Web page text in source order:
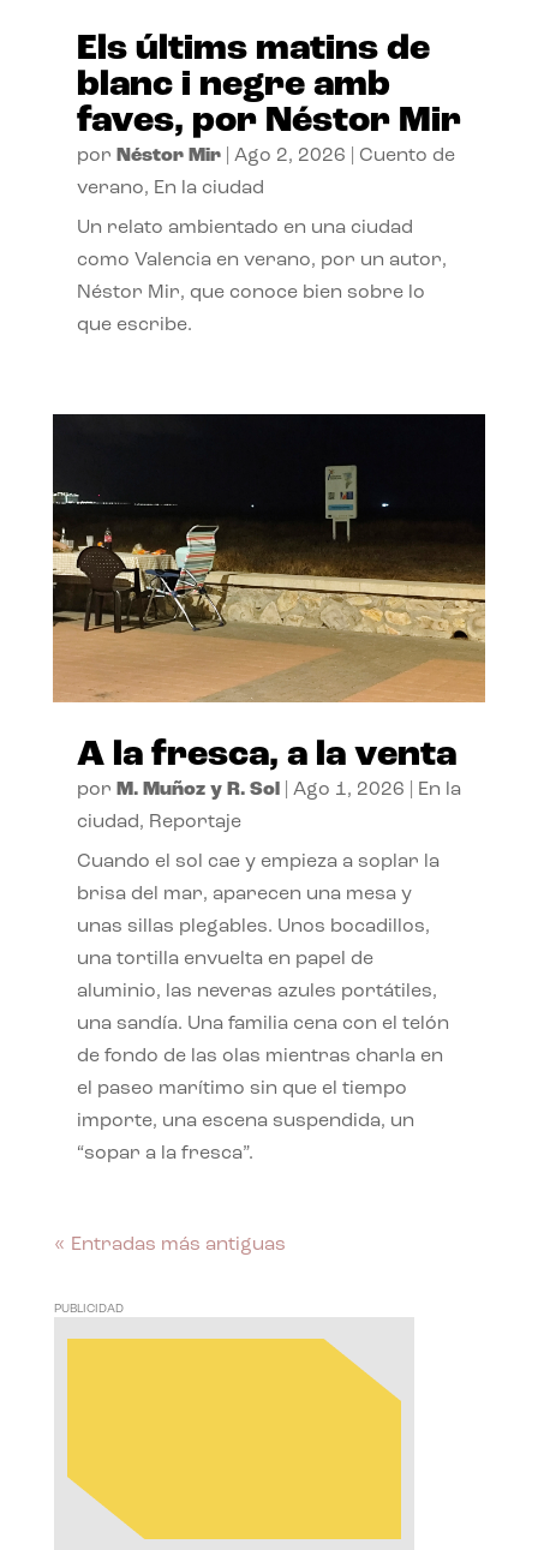
Els últims matins de
blanc i negre amb
faves, por Néstor Mir
por Néstor Mir| Ago 2, 2026
Cuento de
verano, En la ciudad
Un relato ambientado en una ciudad
como Valencia en verano, por un autor,
Néstor Mir, que conoce bien sobre lo
que escribe.
A la fresca, a la venta
por M. Muñoz y R. Sol Ago 1, 2026
En la
ciudad, Reportaje
Cuando el sol cae y empieza a soplar la
brisa del mar, aparecen una mesa y
unas sillas plegables. Unos bocadillos,
una tortilla envuelta en papel de
aluminio, las neveras azules portátiles,
una sandía. Una familia cena con el telón
de fondo de las olas mientras charla en
el paseo marítimo sin que el tiempo
importe, una escena suspendida, un
“sopar a la fresca”.
« Entradas más antiguas
PUBLICIDAD